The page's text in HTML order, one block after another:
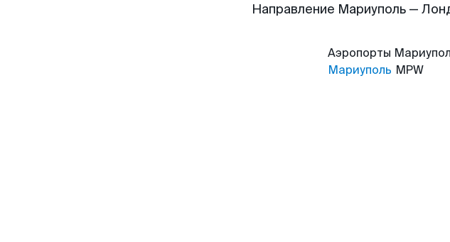
Направление Мариуполь —
Аэропорты
Мариуполь MPW